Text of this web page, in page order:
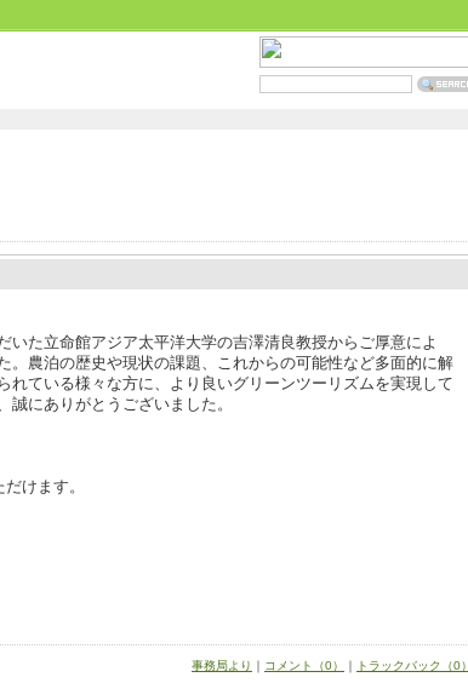
た立命館アジア太平洋大学の吉澤清良教授からご厚意によ
。農泊の歴史や現状の課題、これからの可能性など多面的に解
ている様々な方に、より良いグリーンツーリズムを実現して
にありがとうございました。
けます。​
事務局より ｜ コメント（0） ｜ トラックバック（0）